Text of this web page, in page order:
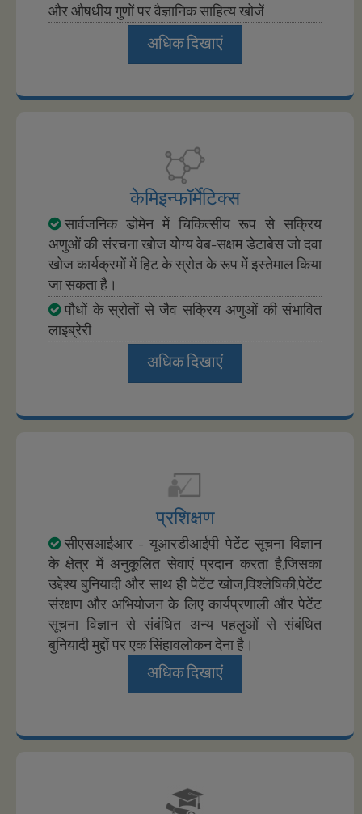
और औषधीय गुणों पर वैज्ञानिक साहित्य खोजें
अधिक दिखाएं
केमिइन्फॉर्मेटिक्स
सार्वजनिक डोमेन में चिकित्सीय रूप से सक्रिय
अणुओं की संरचना खोज योग्य वेब-सक्षम डेटाबेस जो दवा
खोज कार्यक्रमों में हिट के स्रोत के रूप में इस्तेमाल किया
जा सकता है।
पौधों के स्रोतों से जैव सक्रिय अणुओं की संभावित
लाइब्रेरी
अधिक दिखाएं
प्रशिक्षण
सीएसआईआर - यूआरडीआईपी पेटेंट सूचना विज्ञान
के क्षेत्र में अनुकूलित सेवाएं प्रदान करता है,जिसका
उद्देश्य बुनियादी और साथ ही पेटेंट खोज,विश्लेषिकी,पेटेंट
संरक्षण और अभियोजन के लिए कार्यप्रणाली और पेटेंट
सूचना विज्ञान से संबंधित अन्य पहलुओं से संबंधित
बुनियादी मुद्दों पर एक सिंहावलोकन देना है।
अधिक दिखाएं